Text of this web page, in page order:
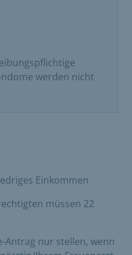
werden nicht
Einkommen
müssen 22
Antrag nur stellen, wenn